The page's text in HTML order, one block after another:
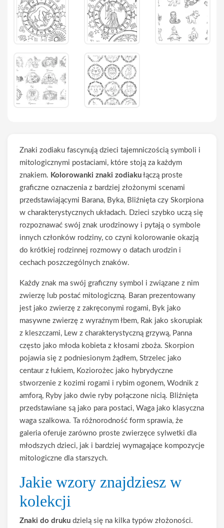
Znaki zodiaku fascynują dzieci tajemniczością symboli i
mitologicznymi postaciami, które stoją za każdym
znakiem. Kolorowanki znaki zodiaku łączą proste
graficzne oznaczenia z bardziej złożonymi scenami
przedstawiającymi Barana, Byka, Bliźnięta czy Skorpiona
w charakterystycznych układach. Dzieci szybko uczą się
rozpoznawać swój znak urodzinowy i pytają o symbole
innych członków rodziny, co czyni kolorowanie okazją
do krótkiej rodzinnej rozmowy o datach urodzin i
cechach poszczególnych znaków.
Każdy znak ma swój graficzny symbol i związane z nim
zwierzę lub postać mitologiczną. Baran prezentowany
jest jako zwierzę z zakręconymi rogami, Byk jako
masywne zwierzę z wyraźnym łbem, Rak jako skorupiak
z kleszczami, Lew z charakterystyczną grzywą, Panna
często jako młoda kobieta z kłosami zboża. Skorpion
pojawia się z podniesionym żądłem, Strzelec jako
centaur z łukiem, Koziorożec jako hybrydyczne
stworzenie z kozimi rogami i rybim ogonem, Wodnik z
amforą, Ryby jako dwie ryby połączone nicią. Bliźnięta
przedstawiane są jako para postaci, Waga jako klasyczna
waga szalkowa. Ta różnorodność form sprawia, że
galeria oferuje zarówno proste zwierzęce sylwetki dla
młodszych dzieci, jak i bardziej wymagające kompozycje
mitologiczne dla starszych.
Jakie wzory znajdziesz w
kolekcji
Znaki do druku dzielą się na kilka typów złożoności.